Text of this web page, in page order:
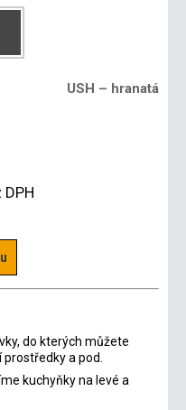
USH – hranatá
DPH
do kterých můžete
a pod.
kuchyňky na levé a